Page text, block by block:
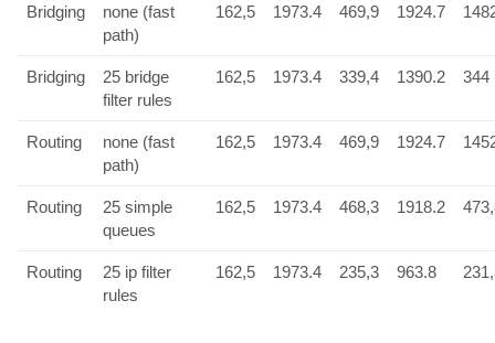
Bridging
none (fast
path)
162,5 1973.4 469,9 1924.7
Bridging
25 bridge
filter rules
162,5 1973.4 339,4 1390.2 344
Routing
none (fast
path)
162,5 1973.4 469,9 1924.7
Routing
25 simple
queues
162,5 1973.4 468,3 1918.2
Routing
25 ip filter
rules
162,5 1973.4 235,3 963.8